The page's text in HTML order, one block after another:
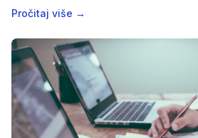
pazara i dokumente koje obrt mora imati.
Pročitaj više →